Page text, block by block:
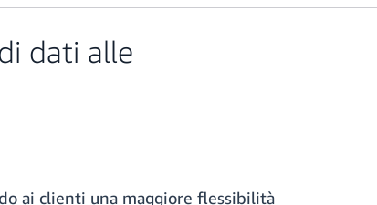
dati alle
ai clienti una maggiore flessibilità